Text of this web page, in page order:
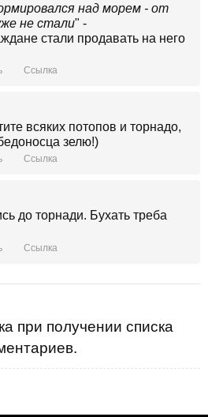
над морем - от
не стали" -
стали продавать на него
Ссылка
всяких потопов и торнадо,
зелю!)
Ссылка
до торнади. Бухать треба
Ссылка
при получении списка